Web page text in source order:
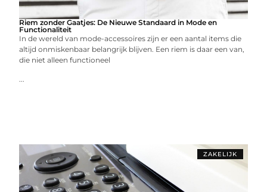
Riem zonder Gaatjes: De Nieuwe Standaard in Mode en
Functionaliteit
In de wereld van mode-accessoires zijn er een aantal items die
altijd onmiskenbaar belangrijk blijven. Een riem is daar een van,
die niet alleen functioneel
...
ZAKELIJK